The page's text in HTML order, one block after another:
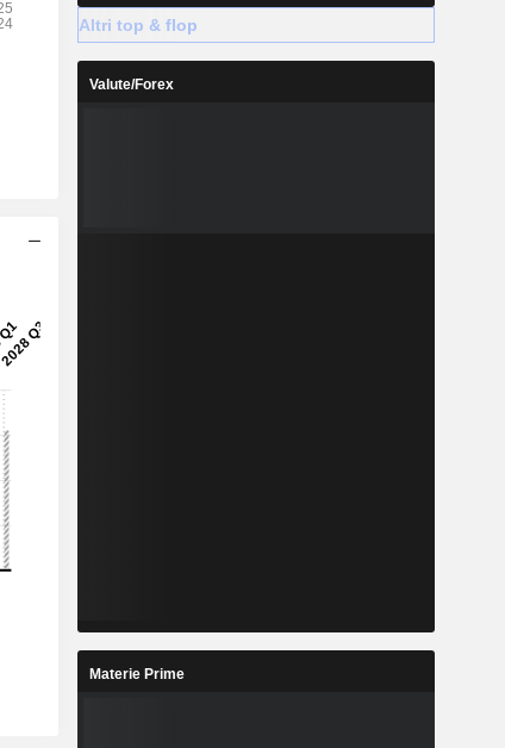
Altri top & flop
Valute/Forex
Materie Prime